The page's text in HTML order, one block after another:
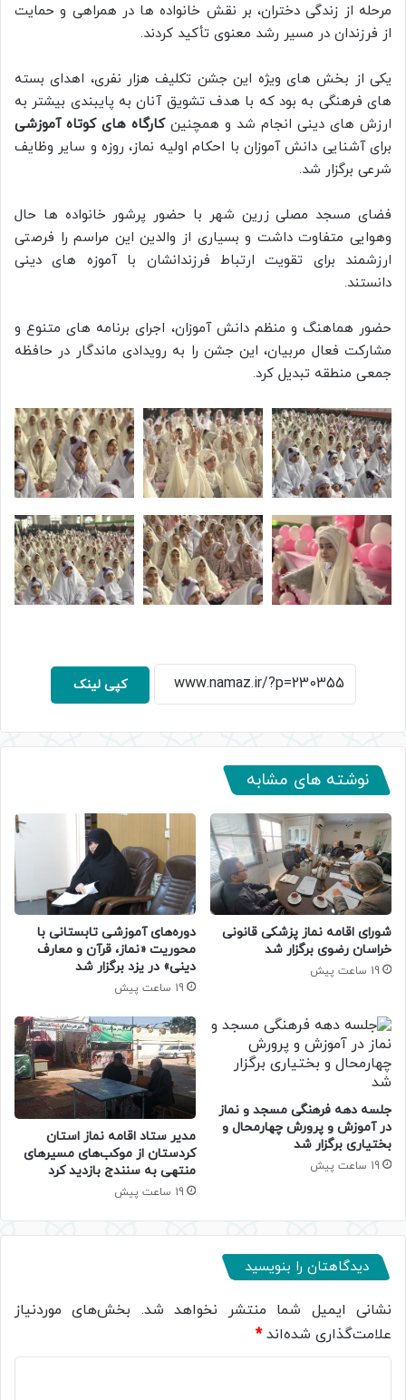
مرحله از زندگی دختران، بر نقش خانواده ها در همراهی و حمایت
از فرزندان در مسیر رشد معنوی تأکید کردند.
یکی از بخش های ویژه این جشن تکلیف هزار نفری، اهدای بسته
های فرهنگی به بود که با هدف تشویق آنان به پایبندی بیشتر به
ارزش های دینی انجام شد و همچنین کارگاه های کوتاه آموزشی
برای آشنایی دانش آموزان با احکام اولیه نماز، روزه و سایر وظایف
شرعی برگزار شد.
فضای مسجد مصلی زرین شهر با حضور پرشور خانواده ها حال
وهوایی متفاوت داشت و بسیاری از والدین این مراسم را فرصتی
ارزشمند برای تقویت ارتباط فرزندانشان با آموزه های دینی
دانستند.
حضور هماهنگ و منظم دانش آموزان، اجرای برنامه های متنوع و
مشارکت فعال مربیان، این جشن را به رویدادی ماندگار در حافظه
جمعی منطقه تبدیل کرد.
کپی لینک
نوشته های مشابه
شورای اقامه نماز پزشکی قانونی
خراسان رضوی برگزار شد
19 ساعت پیش
دوره‌های آموزشی تابستانی با
محوریت «نماز، قرآن و معارف
دینی» در یزد برگزار شد
19 ساعت پیش
جلسه دهه فرهنگی مسجد و نماز
در آموزش و پرورش چهارمحال و
بختیاری برگزار شد
19 ساعت پیش
مدیر ستاد اقامه نماز استان
کردستان از موکب‌های مسیرهای
منتهی به سنندج بازدید کرد
19 ساعت پیش
دیدگاهتان را بنویسید
نشانی ایمیل شما منتشر نخواهد شد. بخش‌های موردنیاز
علامت‌گذاری شده‌اند*